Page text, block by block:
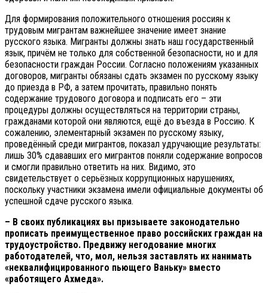
Для формирования положительного отношения россиян к
трудовым мигрантам важнейшее значение имеет знание
русского языка. Мигранты должны знать наш государственный
язык, причём не только для собственной безопасности, но и для
безопасности граждан России. Согласно положениям указанных
договоров, мигранты обязаны сдать экзамен по русскому языку
до приезда в РФ, а затем прочитать, правильно понять
содержание трудового договора и подписать его – эти
процедуры должны осуществляться на территории страны,
гражданами которой они являются, ещё до въезда в Россию. К
сожалению, элементарный экзамен по русскому языку,
проведённый среди мигрантов, показал удручающие результаты:
лишь 30% сдававших его мигрантов поняли содержание вопросов
и смогли правильно ответить на них. Видимо, это
свидетельствует о серьёзных коррупционных нарушениях,
поскольку участники экзамена имели официальные документы об
успешной сдаче русского языка.
– В своих публикациях вы призываете законодательно
прописать преимущественное право российских граждан на
трудоустройство. Предвижу негодование многих
работодателей, что, мол, нельзя заставлять их нанимать
«неквалифицированного пьющего Ваньку» вместо
«работящего Ахмеда».